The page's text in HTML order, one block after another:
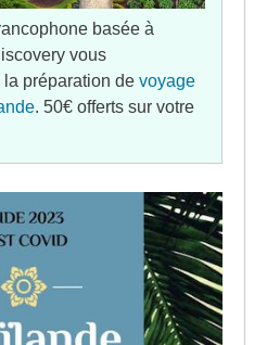
basée à
vous
préparation de voyage
. 50€ offerts sur votre